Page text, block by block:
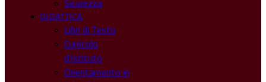
Sicurezza
DIDATTICA
Libri di Testo
Curricolo
d’Istituto
Orientamento in